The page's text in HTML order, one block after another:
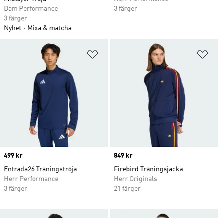
Dam Performance
3 färger
Nyhet
Mixa & matcha
3 färger
Lägg till på önskelistan
Price
499 kr
Entrada26 Träningströja
Herr Performance
3 färger
Price
849 kr
Firebird Träningsjacka
Herr Originals
21 färger